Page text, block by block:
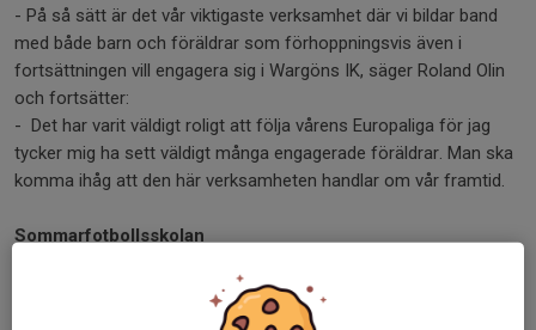
- På så sätt är det vår viktigaste verksamhet där vi bildar band
med både barn och föräldrar som förhoppningsvis även i
fortsättningen vill engagera sig i Wargöns IK, säger Roland Olin
och fortsätter:
- Det har varit väldigt roligt att följa vårens Europaliga för jag
tycker mig ha sett väldigt många engagerade föräldrar. Man ska
komma ihåg att den här verksamheten handlar om vår framtid.
Sommarfotbollsskolan
Sommarfotbollsskolan i midsommarveckan.
Givetvis var inte 2026 något undantag och i fyra dagar drillades